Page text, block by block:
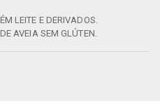
LEITE E DERIVADOS.
AVEIA SEM GLÚTEN.